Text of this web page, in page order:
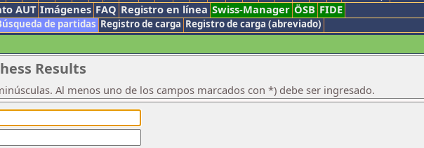
AUT Imágenes FAQ Registro en línea Swiss-Manager ÖSB FIDE
de partidas Registro de carga Registro de carga (abreviado)
Results
Al menos uno de los campos marcados con *) debe ser ingresado.